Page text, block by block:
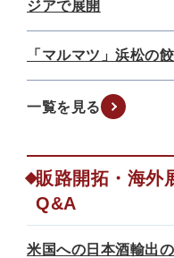
ジアで展開
「マルマツ」浜松の
一覧を見る
販路開拓・海外
Q&A
米国への日本酒輸出